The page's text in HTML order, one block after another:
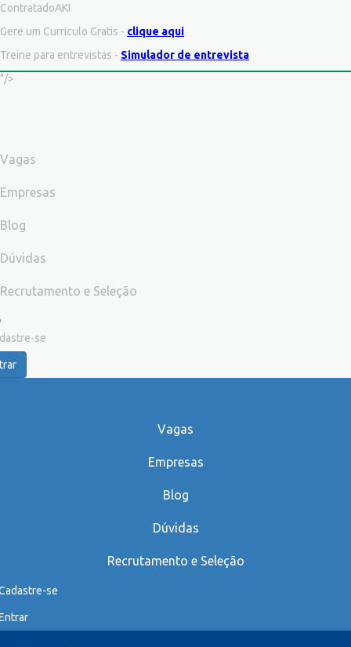
ContratadoAKI
Gere um Curriculo Gratis - clique aqui
Treine para entrevistas - Simulador de entrevista
"/>
Vagas
Empresas
Blog
Dúvidas
Recrutamento e Seleção
se
Vagas
Empresas
Blog
Dúvidas
Recrutamento e Seleção
se